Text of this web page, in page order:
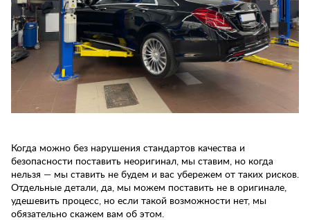
Когда можно без нарушения стандартов качества и
безопасности поставить неоригинал, мы ставим, но когда
нельзя — мы ставить не будем и вас убережем от таких рисков.
Отдельные детали, да, мы можем поставить не в оригинале,
удешевить процесс, но если такой возможности нет, мы
обязательно скажем вам об этом.